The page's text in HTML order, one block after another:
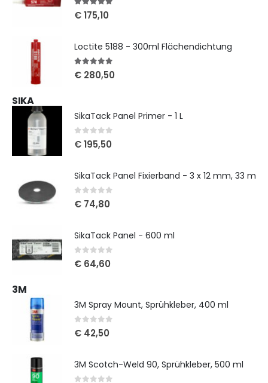
5out of 5
€175,10
Loctite 5188 - 300ml Flächendichtung
5out of 5
€ 280,50
SIKA
SikaTack Panel Primer - 1 L
0out of 5
€195,50
SikaTack Panel Fixierband - 3 x 12 mm, 33 m
0out of 5
€ 74,80
SikaTack Panel - 600 ml
0out of 5
€ 64,60
3M
3M Spray Mount, Sprühkleber, 400 ml
0out of 5
€ 42,50
3M Scotch-Weld 90, Sprühkleber, 500 ml